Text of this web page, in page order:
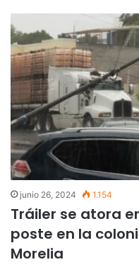
junio 26, 2024 1.154
Tráiler se atora
poste en la
Morelia